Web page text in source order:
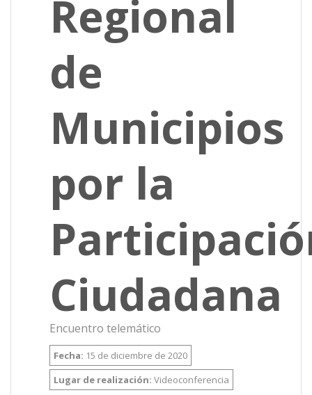
Regional
de
Municipios
por la
Ciudadana
Encuentro telemático
Fecha: 15 de diciembre de 2020
Lugar de realización: Videoconferencia